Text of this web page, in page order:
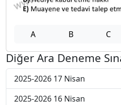
A B C
Diğer Ara Deneme
2025-2026 17 Nisan
2025-2026 16 Nisan